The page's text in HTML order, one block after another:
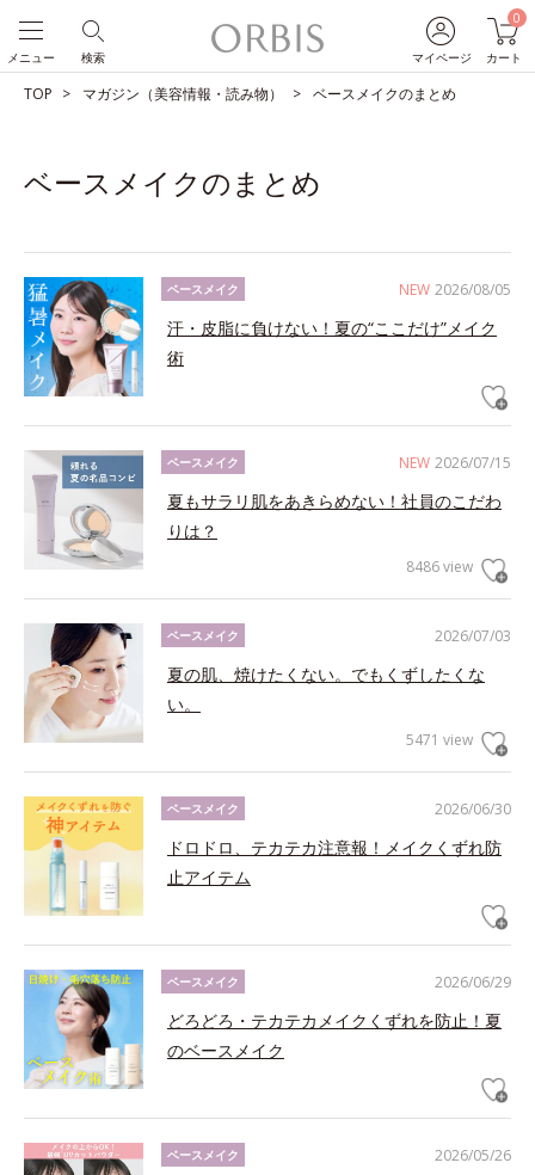
マイページ
0
カート
検索
メニュー
TOP マガジン（美容情報・読み物） ベースメイクのまとめ
ベースメイクのまとめ
NEW 2026/08/05
ベースメイク
汗・皮脂に負けない！夏の“ここだけ”メイク
術
NEW 2026/07/15
ベースメイク
夏もサラリ肌をあきらめない！社員のこだわ
りは？
8486 view
2026/07/03
ベースメイク
夏の肌、焼けたくない。でもくずしたくな
い。
5471 view
2026/06/30
ベースメイク
ドロドロ、テカテカ注意報！メイクくずれ防
止アイテム
2026/06/29
ベースメイク
どろどろ・テカテカメイクくずれを防止！夏
のベースメイク
2026/05/26
ベースメイク